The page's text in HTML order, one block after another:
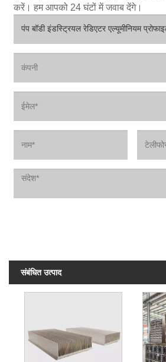
करें। हम आपको 24 घंटों में जवाब देंगे।
संबंधित उत्पाद